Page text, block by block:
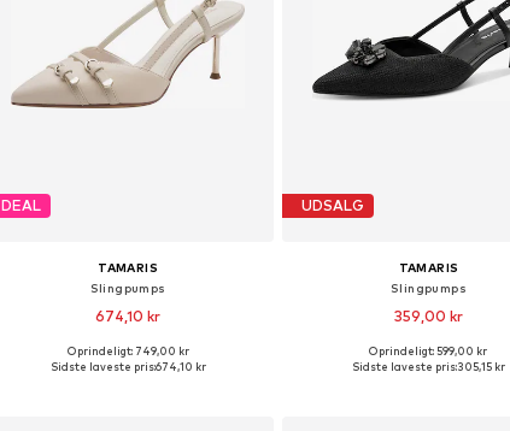
DEAL
TAMARIS
Slingpumps
674,10 kr
Tilgængelige størrelser: 39, 40, 41
Oprindeligt: 749,00 kr
Sidste laveste pris:674,10 kr
UDSALG
TAMARIS
Slingpumps
359,00 kr
Tilgængelige størrelser: 37
Oprindeligt: 599,00 kr
Sidste laveste pris:305,15 kr